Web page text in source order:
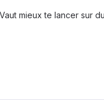
mieux te lancer sur